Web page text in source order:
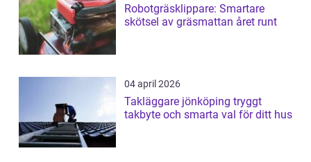
Robotgräsklippare: Smartare
skötsel av gräsmattan året runt
04 april 2026
Takläggare jönköping tryggt
takbyte och smarta val för ditt hus